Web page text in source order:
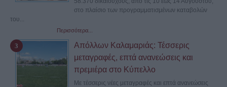
στο πλαίσιο των προγραμματισμένων καταβολών
του...
Περισσότερα...
Απόλλων Καλαμαριάς: Τέσσερις
μεταγραφές, επτά ανανεώσεις και
πρεμιέρα στο Κύπελλο
Με τέσσερις νέες μεταγραφές και επτά ανανεώσεις